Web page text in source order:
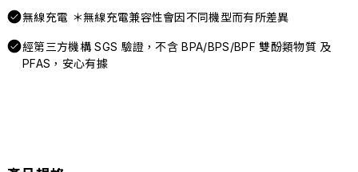
無線充電 ＊無線充電兼容性會因不同機型而有所差異
經第三方機構 SGS 驗證，不含 BPA/BPS/BPF 雙酚類物質 及
PFAS，安心有據